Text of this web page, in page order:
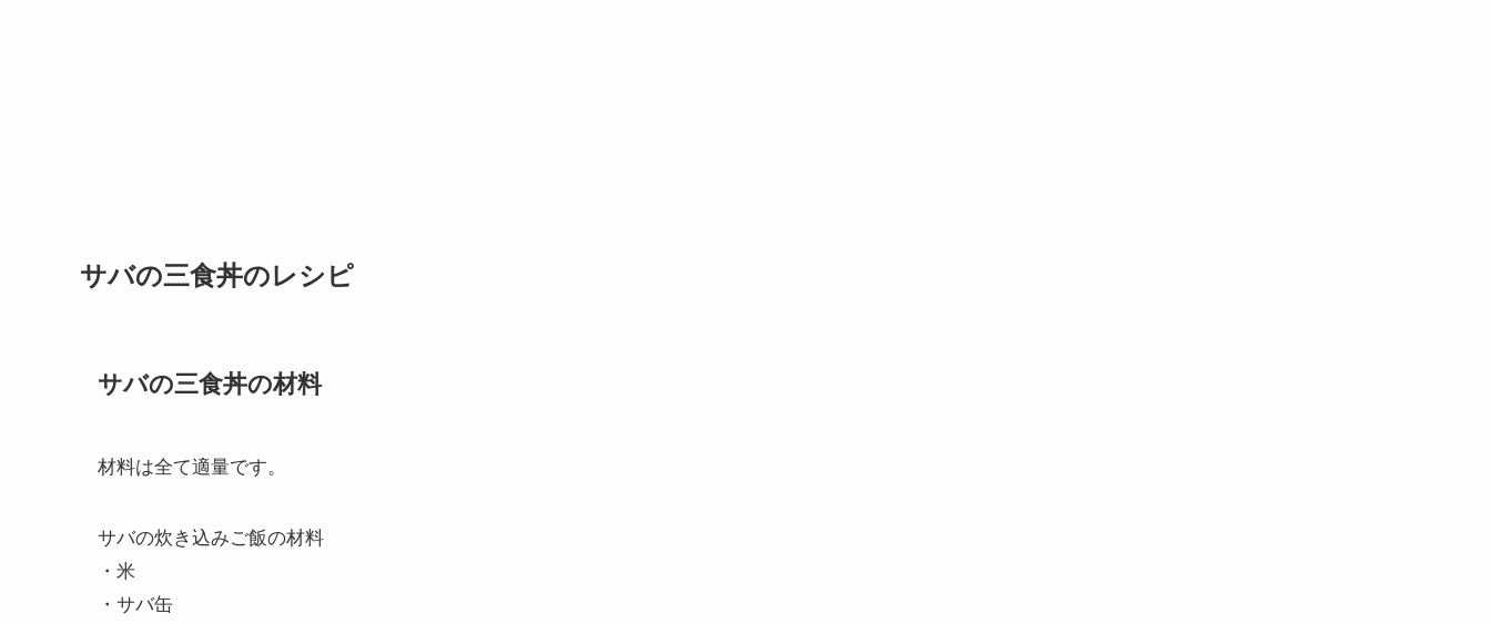
サバの三食丼のレシピ
サバの三食丼の材料
材料は全て適量です。
サバの炊き込みご飯の材料
・米
・サバ缶